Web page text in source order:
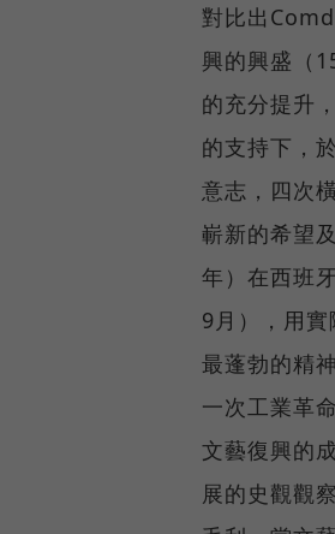
對比出
興的興盛（
的充分提升
的支持下，
意志，四次
嶄新的希望
年）在西班
9月），用
最蓬勃的精
一次工業革命
文藝復興的
展的史觀觀